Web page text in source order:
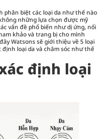
phân biệt các loại da như thế nào
những lựa chọn được mỹ
vấn đề phổ biến như dị ứng, nổi
khảo và trang bị cho mình
Watsons sẽ giới thiệu về 5 loại
loại da và chăm sóc như thế
định loại